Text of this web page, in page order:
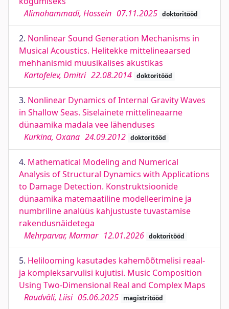
Alimohammadi, Hossein 07.11.2025 doktoritööd
2. Nonlinear Sound Generation Mechanisms in
Musical Acoustics. Helitekke mittelineaarsed
mehhanismid muusikalises akustikas
Kartofelev, Dmitri 22.08.2014 doktoritööd
3. Nonlinear Dynamics of Internal Gravity Waves
in Shallow Seas. Siselainete mittelineaarne
dünaamika madala vee lähenduses
Kurkina, Oxana 24.09.2012 doktoritööd
4. Mathematical Modeling and Numerical
Analysis of Structural Dynamics with Applications
to Damage Detection. Konstruktsioonide
dünaamika matemaatiline modelleerimine ja
numbriline analüüs kahjustuste tuvastamise
rakendusnäidetega
Mehrparvar, Marmar 12.01.2026 doktoritööd
5. Helilooming kasutades kahemõõtmelisi reaal-
ja kompleksarvulisi kujutisi. Music Composition
Using Two-Dimensional Real and Complex Maps
Raudväli, Liisi 05.06.2025 magistritööd